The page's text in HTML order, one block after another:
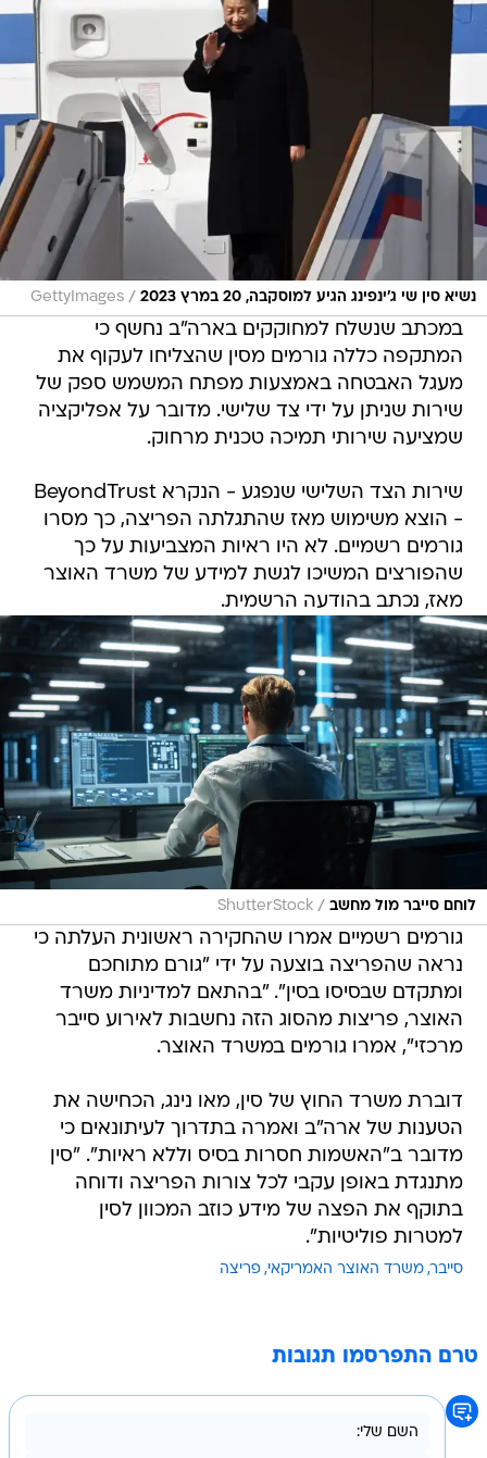
נשיא סין שי ג'ינפינג הגיע למוסקבה, 20 במרץ 2023 /
GettyImages
במכתב שנשלח למחוקקים בארה"ב נחשף כי
המתקפה כללה גורמים מסין שהצליחו לעקוף את
מעגל האבטחה באמצעות מפתח המשמש ספק של
שירות שניתן על ידי צד שלישי. מדובר על אפליקציה
שמציעה שירותי תמיכה טכנית מרחוק.
שירות הצד השלישי שנפגע - הנקרא BeyondTrust
- הוצא משימוש מאז שהתגלתה הפריצה, כך מסרו
גורמים רשמיים. לא היו ראיות המצביעות על כך
שהפורצים המשיכו לגשת למידע של משרד האוצר
מאז, נכתב בהודעה הרשמית.
לוחם סייבר מול מחשב /
ShutterStock
גורמים רשמיים אמרו שהחקירה ראשונית העלתה כי
נראה שהפריצה בוצעה על ידי "גורם מתוחכם
ומתקדם שבסיסו בסין". "בהתאם למדיניות משרד
האוצר, פריצות מהסוג הזה נחשבות לאירוע סייבר
מרכזי", אמרו גורמים במשרד האוצר.
דוברת משרד החוץ של סין, מאו נינג, הכחישה את
הטענות של ארה"ב ואמרה בתדרוך לעיתונאים כי
מדובר ב"האשמות חסרות בסיס וללא ראיות". "סין
מתנגדת באופן עקבי לכל צורות הפריצה ודוחה
בתוקף את הפצה של מידע כוזב המכוון לסין
למטרות פוליטיות".
סייבר משרד האוצר האמריקאי פריצה
טרם התפרסמו תגובות